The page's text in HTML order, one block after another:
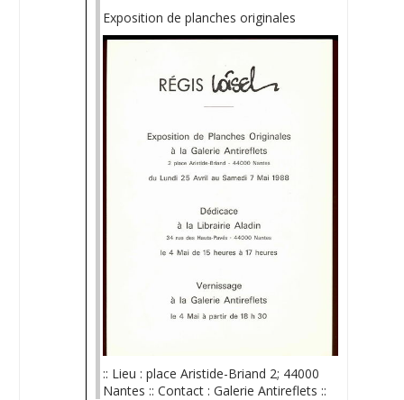
Exposition de planches originales
:: Lieu : place Aristide-Briand 2; 44000
Nantes :: Contact : Galerie Antireflets ::